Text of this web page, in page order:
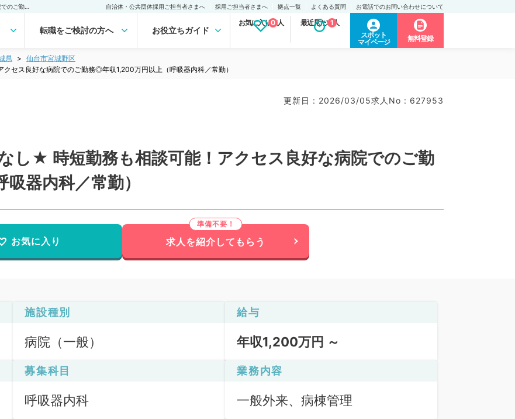
自治体・公共団体採用ご担当者さまへ 採用ご担当者さまへ 拠点一覧 よくある質問 お電話でのお問い合わせについて
転職をご検討の方へ お役立ちガイド
お気に入り求人
0 最近見た求人
1
スポット
マイページ
無料登録
県
仙台市宮城野区
セス良好な病院でのご勤務◎年収1,200万円以上（呼吸器内科／常勤）
更新日 : 2026/03/05求人No : 627953
し★ 時短勤務も相談可能！アクセス良好な病院でのご勤
器内科／常勤）
お気に入り 求人を紹介してもらう
施設種別
病院（一般）
給与
年収1,200万円 ～
募集科目
呼吸器内科
業務内容
一般外来、病棟管理